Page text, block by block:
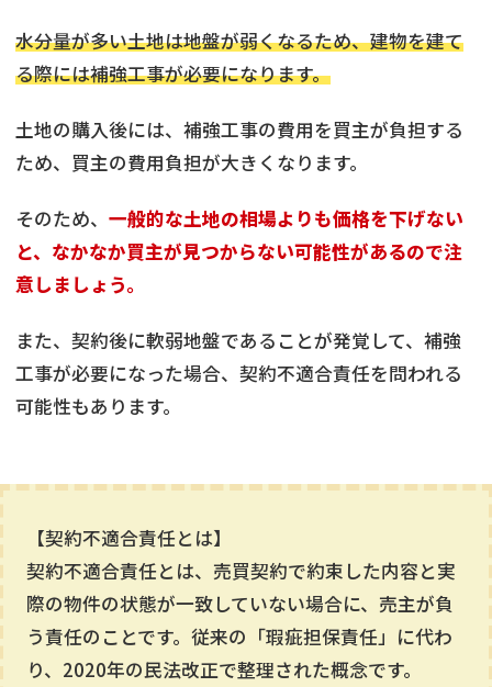
水分量が多い土地は地盤が弱くなるため、建物を建て
る際には補強工事が必要になります。
土地の購入後には、補強工事の費用を買主が負担する
ため、買主の費用負担が大きくなります。
そのため、 一般的な土地の相場よりも価格を下げない
と、なかなか買主が見つからない可能性があるので注
意しましょう。
また、契約後に軟弱地盤であることが発覚して、補強
工事が必要になった場合、契約不適合責任を問われる
可能性もあります。
【契約不適合責任とは】
契約不適合責任とは、売買契約で約束した内容と実
際の物件の状態が一致していない場合に、売主が負
う責任のことです。従来の「瑕疵担保責任」に代わ
り、2020年の民法改正で整理された概念です。